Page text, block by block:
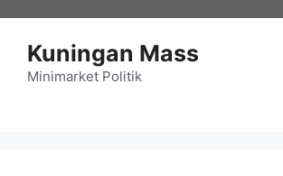
Kuningan Mass
Minimarket Politik